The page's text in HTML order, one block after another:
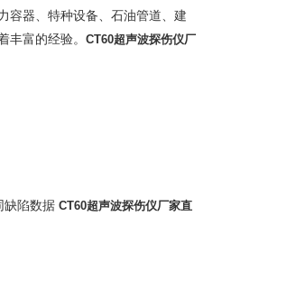
容器、特种设备、石油管道、建
富的经验。 CT60超声波探伤仪厂
缺陷数据 CT60超声波探伤仪厂家直